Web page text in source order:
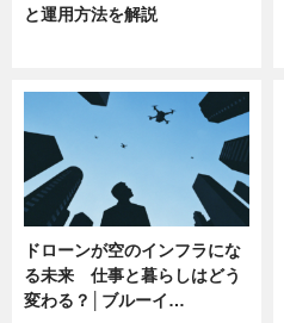
と運用方法を解説
ドローンが空のインフラにな
る未来 仕事と暮らしはどう
変わる？│ブルーイ…